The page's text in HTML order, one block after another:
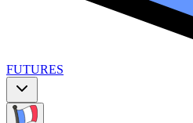
FUTURES